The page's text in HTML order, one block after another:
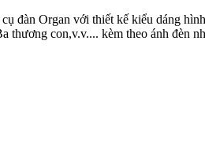
đàn Organ với thiết kế kiểu dáng
con,v.v.... kèm theo ánh đèn